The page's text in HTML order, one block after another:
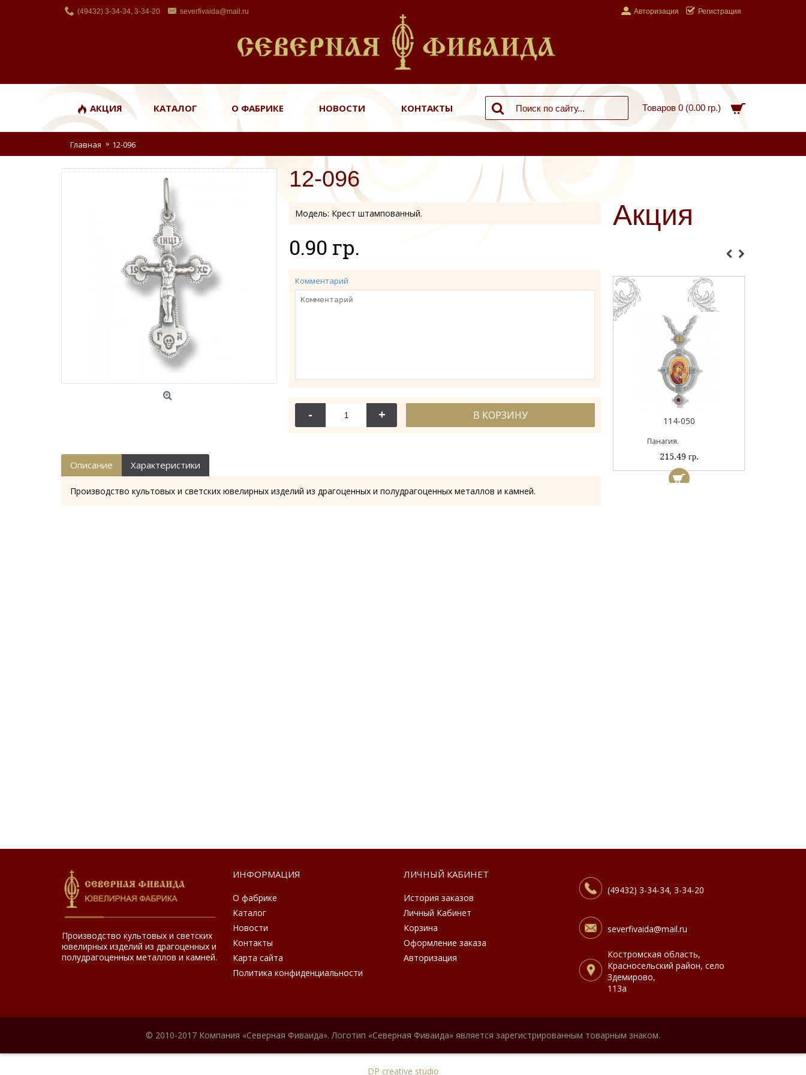
(49432) 3-34-34, 3-34-20 severfivaida@mail.ru Авторизация Регистрация
АКЦИЯ КАТАЛОГ О ФАБРИКЕ НОВОСТИ КОНТАКТЫ Товаров 0 (0.00 гр.)
Главная 12-096
Акция
114-044 114-044А 114-050
Панагия.
215.49 гр.
12-096
Модель: Крест штампованный.
0.90 гр.
Комментарий
- + В КОРЗИНУ
Описание Характеристики
Производство культовых и светских ювелирных изделий из драгоценных и полудрагоценных металлов и камней.
Производство культовых и светских
ювелирных изделий из драгоценных и
полудрагоценных металлов и камней.
ИНФОРМАЦИЯ
О фабрике
Каталог
Новости
Контакты
Карта сайта
Политика конфиденциальности
ЛИЧНЫЙ КАБИНЕТ
История заказов
Личный Кабинет
Корзина
Оформление заказа
Авторизация
(49432) 3-34-34, 3-34-20
severfivaida@mail.ru
Костромская область,
Красносельский район, село
Здемирово,
113а
© 2010-2017 Компания «Северная Фиваида». Логотип «Северная Фиваида» является зарегистрированным товарным знаком.
DP creative studio